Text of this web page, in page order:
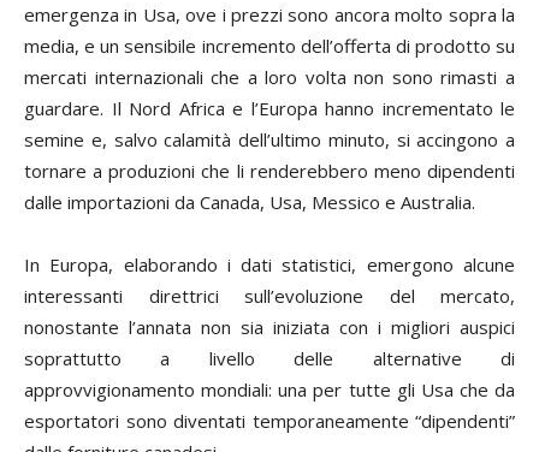
emergenza in Usa, ove i prezzi sono ancora molto sopra la
media, e un sensibile incremento dell’offerta di prodotto su
mercati internazionali che a loro volta non sono rimasti a
guardare. Il Nord Africa e l’Europa hanno incrementato le
semine e, salvo calamità dell’ultimo minuto, si accingono a
tornare a produzioni che li renderebbero meno dipendenti
dalle importazioni da Canada, Usa, Messico e Australia.
In Europa, elaborando i dati statistici, emergono alcune
interessanti direttrici sull’evoluzione del mercato,
nonostante l’annata non sia iniziata con i migliori auspici
soprattutto a livello delle alternative di
approvvigionamento mondiali: una per tutte gli Usa che da
esportatori sono diventati temporaneamente “dipendenti”